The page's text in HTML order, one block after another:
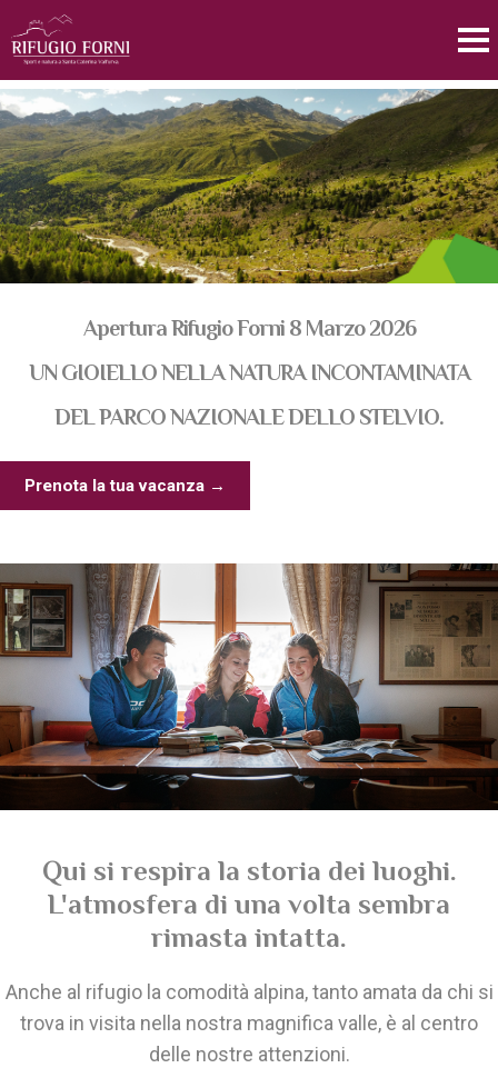
Apertura Rifugio Forni 8 Marzo 2026
UN GIOIELLO NELLA NATURA INCONTAMINATA
DEL PARCO NAZIONALE DELLO STELVIO.
Prenota la tua vacanza →
Qui si respira la storia dei luoghi.
L'atmosfera di una volta sembra
rimasta intatta.
Anche al rifugio la comodità alpina, tanto amata da chi si
trova in visita nella nostra magnifica valle, è al centro
delle nostre attenzioni.